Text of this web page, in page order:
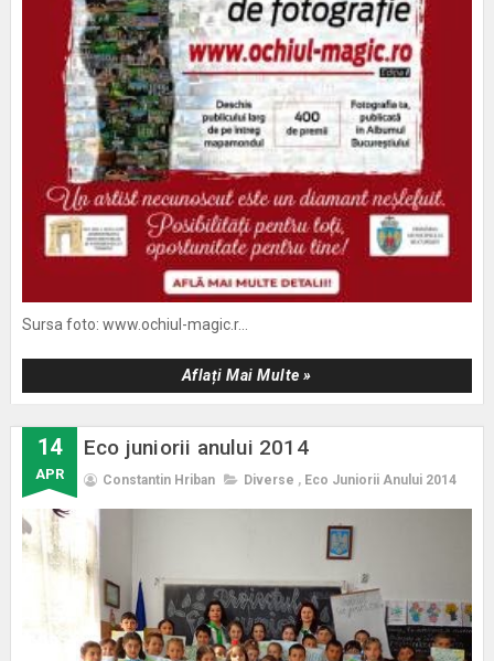
Sursa foto: www.ochiul-magic.r...
Aflați Mai Multe »
14
APR
Eco juniorii anului 2014
Constantin Hriban Diverse , Eco Juniorii Anului 2014